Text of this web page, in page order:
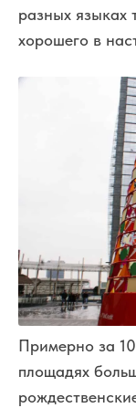
разных языках
хорошего в
Примерно за
площадях